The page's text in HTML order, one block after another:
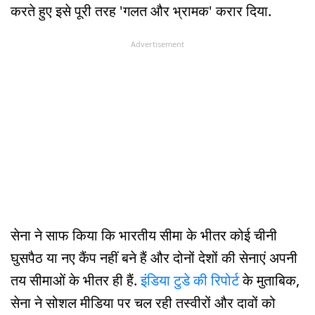
करते हुए इसे पूरी तरह 'गलत और भ्रामक' करार दिया.
Advertisement
सेना ने साफ किया कि भारतीय सीमा के भीतर कोई चीनी
घुसपैठ या नए कैंप नहीं बने हैं और दोनों देशों की सेनाएं अपनी
तय सीमाओं के भीतर ही हैं.इंडिया टुडे की रिपोर्टके मुताबिक,
सेना ने सोशल मीडिया पर चल रही तस्वीरों और दावों को